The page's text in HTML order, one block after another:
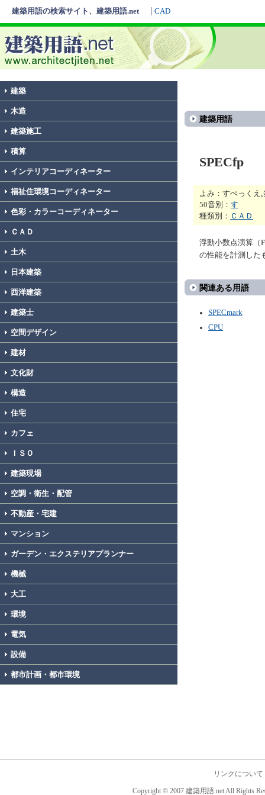
建築用語の検索サイト、建築用語.net CAD
建築
木造
建築施工
積算
インテリアコーディネーター
福祉住環境コーディネーター
色彩・カラーコーディネーター
ＣＡＤ
土木
日本建築
西洋建築
建築士
空間デザイン
建材
文化財
構造
住宅
カフェ
ＩＳＯ
建築現場
空調・衛生・配管
不動産・宅建
マンション
ガーデン・エクステリアプランナー
機械
大工
環境
電気
設備
都市計画・都市環境
建築用語
SPECfp
よみ：すぺっくえ
50音別： す
種類別： ＣＡＤ
浮動小数点演算（
の性能を計測した
関連ある用語
SPECmark
CPU
リンクについて
Copyright © 2007 建築用語.net All Rights